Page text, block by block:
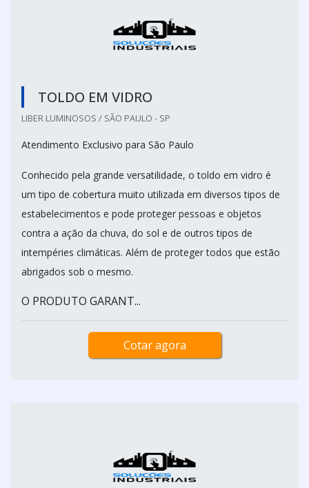
TOLDO EM VIDRO
LIBER LUMINOSOS / SÃO PAULO - SP
Atendimento Exclusivo para São Paulo
Conhecido pela grande versatilidade, o toldo em vidro é
um tipo de cobertura muito utilizada em diversos tipos de
estabelecimentos e pode proteger pessoas e objetos
contra a ação da chuva, do sol e de outros tipos de
intempéries climáticas. Além de proteger todos que estão
abrigados sob o mesmo.
O PRODUTO GARANT...
Cotar agora